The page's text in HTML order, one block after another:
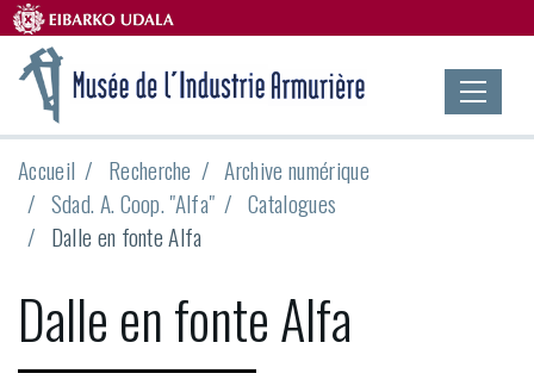
Accueil Recherche
Archive numérique
Sdad. A. Coop. "Alfa"
Catalogues
Dalle en fonte Alfa
Dalle en fonte Alfa